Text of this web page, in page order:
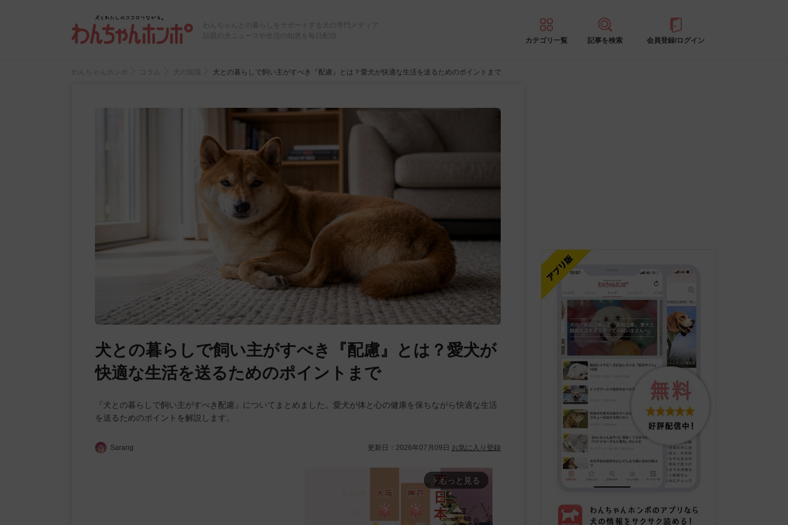
わんちゃんとの暮らしをサポートする犬の専門メディア
話題の犬ニュースや生活の知恵を毎日配信
カテゴリ一覧 記事を検索 会員登録/ログイン
わんちゃんホンポ コラム 犬の知識 犬との暮らしで飼い主がすべき『配慮』とは？愛犬が快適な生活を送るためのポイントまで
犬との暮らしで飼い主がすべき『配慮』とは？愛犬が
快適な生活を送るためのポイントまで
『犬との暮らしで飼い主がすべき配慮』についてまとめました。愛犬が体と心の健康を保ちながら快適な生活
を送るためのポイントを解説します。
Sarang 更新日： 2026年07月09日 お気に入り登録
arrow_forward_ios もっと見る